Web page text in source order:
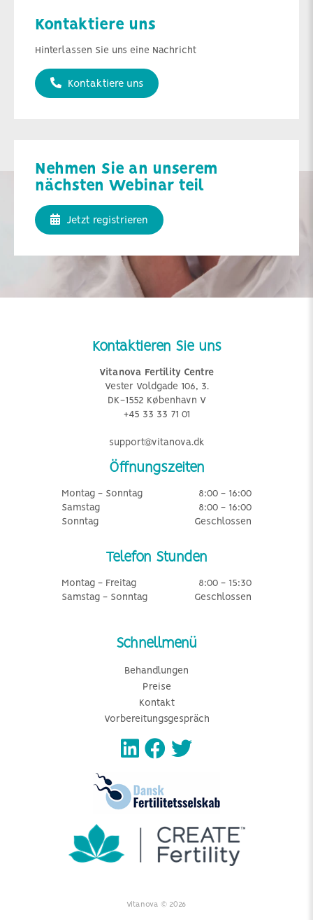
Kontaktiere uns
Hinterlassen Sie uns eine Nachricht
Kontaktiere uns
Nehmen Sie an unserem
nächsten Webinar teil
Jetzt registrieren
Kontaktieren Sie uns
Vitanova Fertility Centre
Vester Voldgade 106, 3.
DK-1552 København V
+45 33 33 71 01
support@vitanova.dk
Öffnungszeiten
Montag - Sonntag
8:00 - 16:00
Samstag
8:00 - 16:00
Sonntag
Geschlossen
Telefon Stunden
Montag - Freitag
8:00 - 15:30
Samstag - Sonntag
Geschlossen
Schnellmenü
Behandlungen
Preise
Kontakt
Vorbereitungsgespräch
Vitanova © 2026